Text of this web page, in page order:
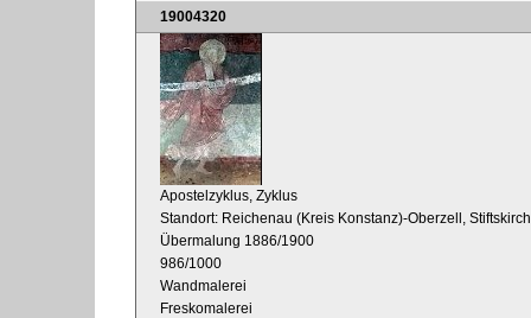
19004320
Apostelzyklus, Zyklus
Standort: Reichenau (Kreis Konstanz)-Oberzell,
Übermalung 1886/1900
986/1000
Wandmalerei
Freskomalerei